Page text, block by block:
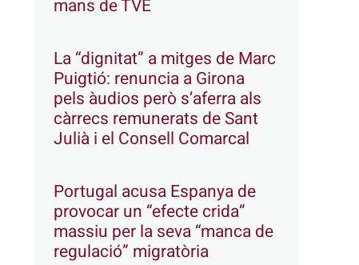
mans de TVE
La “dignitat” a mitges de Marc
Puigtió: renuncia a Girona
pels àudios però s’aferra als
càrrecs remunerats de Sant
Julià i el Consell Comarcal
Portugal acusa Espanya de
provocar un “efecte crida”
massiu per la seva “manca de
regulació” migratòria